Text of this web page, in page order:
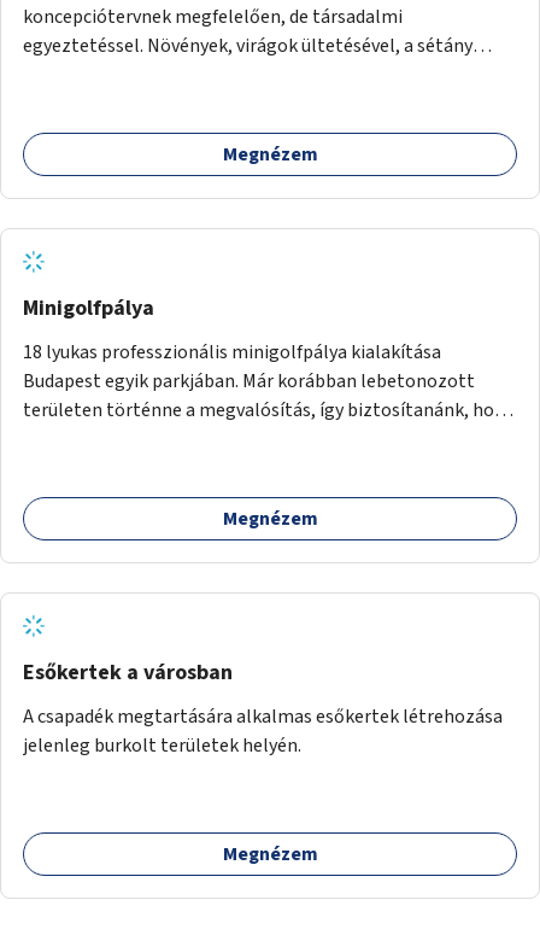
koncepciótervnek megfelelően, de társadalmi
egyeztetéssel. Növények, virágok ültetésével, a sétány
Megnézem
Minigolfpálya
18 lyukas professzionális minigolfpálya kialakítása
Budapest egyik parkjában. Már korábban lebetonozott
területen történne a megvalósítás, így biztosítanánk, hogy
Megnézem
Esőkertek a városban
A csapadék megtartására alkalmas esőkertek létrehozása
jelenleg burkolt területek helyén.
Megnézem